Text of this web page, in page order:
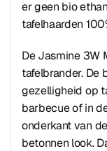
er geen bio
tafelhaarden
De Jasmine 3W
tafelbrander. De
gezelligheid op
barbecue of in
onderkant van
betonnen look.